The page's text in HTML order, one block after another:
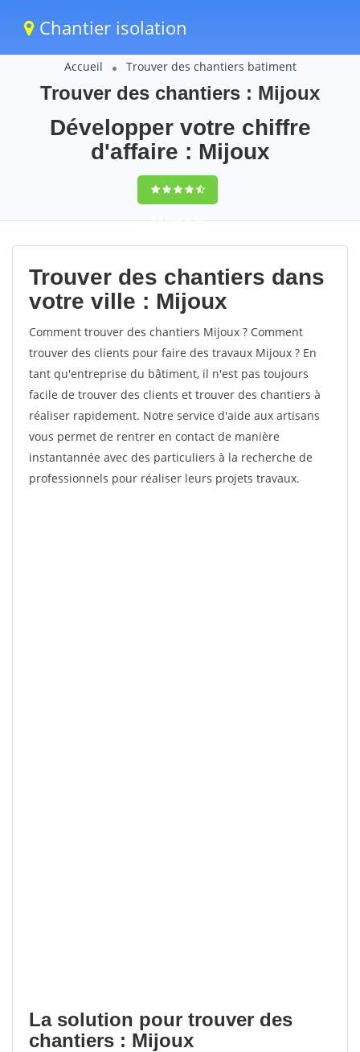
Chantier isolation
Accueil Trouver des chantiers batiment
Trouver des chantiers : Mijoux
Développer votre chiffre
d'affaire : Mijoux
9,5(100%)58
votes
Trouver des chantiers dans
votre ville : Mijoux
Comment trouver des chantiers Mijoux ? Comment
trouver des clients pour faire des travaux Mijoux ? En
tant qu'entreprise du bâtiment, il n'est pas toujours
facile de trouver des clients et trouver des chantiers à
réaliser rapidement. Notre service d'aide aux artisans
vous permet de rentrer en contact de manière
instantannée avec des particuliers à la recherche de
professionnels pour réaliser leurs projets travaux.
La solution pour trouver des
chantiers : Mijoux